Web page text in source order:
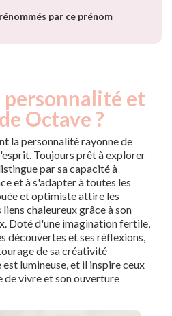
par ce prénom
personnalité et
Octave ?
la personnalité rayonne de
Toujours prêt à explorer
par sa capacité à
et à s'adapter à toutes les
et optimiste attire les
chaleureux grâce à son
Doté d'une imagination fertile,
découvertes et ses réflexions,
de sa créativité
lumineuse, et il inspire ceux
de vivre et son ouverture